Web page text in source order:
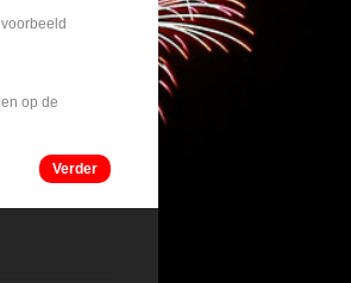
op de
Verder